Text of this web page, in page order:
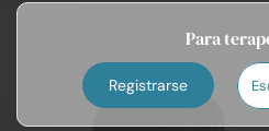
Para
Registrarse